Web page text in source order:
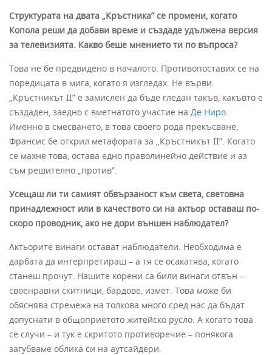
Структурата на двата „Кръстника” се промени, когато
Копола реши да добави време и създаде удължена версия
за телевизията. Какво беше мнението ти по въпроса?
Това не бе предвидено в началото. Противопоставих се на
поредицата в мига, когато я изгледах. Не върви.
„Кръстникът II” е замислен да бъде гледан такъв, какъвто е
създаден, заедно с вметнатото участие на Де Ниро
Именно в смесването, в това своего рода прекъсване,
Франсис бе открил метафората за „Кръстникът II”. Когато
се махне това, остава едно праволинейно действие и аз
съм решително „против”.
Усещаш ли ти самият обвързаност към света, световна
принадлежност или в качеството си на актьор оставаш по-
скоро проводник, ако не дори външен наблюдател?
Актьорите винаги остават наблюдатели. Необходима е
дарбата да интерпретираш – а тя се осакатява, когато
станеш прочут. Нашите корени са били винаги отвън –
своенравни скитници, бардове, измет. Това може би
обяснява стремежа на толкова много сред нас да бъдат
допуснати в общоприетото житейско русло. А когато това
се случи – и тук е скритото противоречие – понякога
загубваме облика си на аутсайдери.